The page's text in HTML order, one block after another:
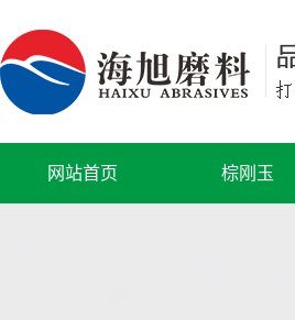
网站首页 棕刚玉